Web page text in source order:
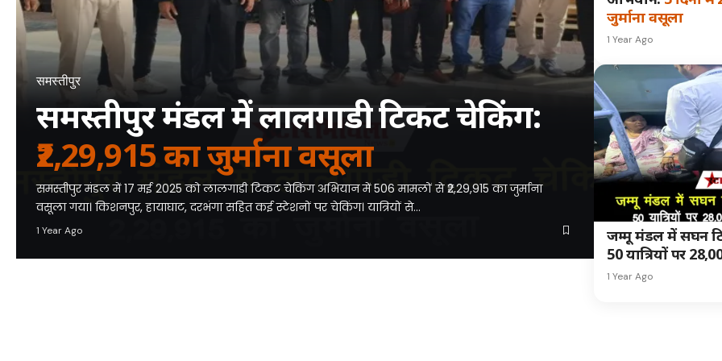
समस्तीपुर
समस्तीपुर मंडल में लालगाडी टिकट चेकिंग:
₹2,29,915 का जुर्माना वसूला
समस्तीपुर मंडल में 17 मई 2025 को लालगाडी टिकट चेकिंग अभियान में 506 मामलों से ₹2,29,915 का जुर्माना
वसूला गया। किशनपुर, हायाघाट, दरभंगा सहित कई स्टेशनों पर चेकिंग। यात्रियों से…
1 Year Ago
जुर्माना वसूला
1 Year Ago
जम्मू मंडल में सघन
50 यात्रियों पर
1 Year Ago
4.1 ★
ऐप में पढ़ें
ब्राउज़र में ही ब्राउज़र में जारी रखें